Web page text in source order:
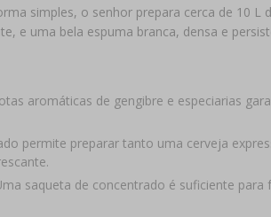
simples, o senhor prepara cerca de 10 L
e uma bela espuma branca, densa e
aromáticas de gengibre e especiarias
permite preparar tanto uma cerveja
saqueta de concentrado é suficiente para